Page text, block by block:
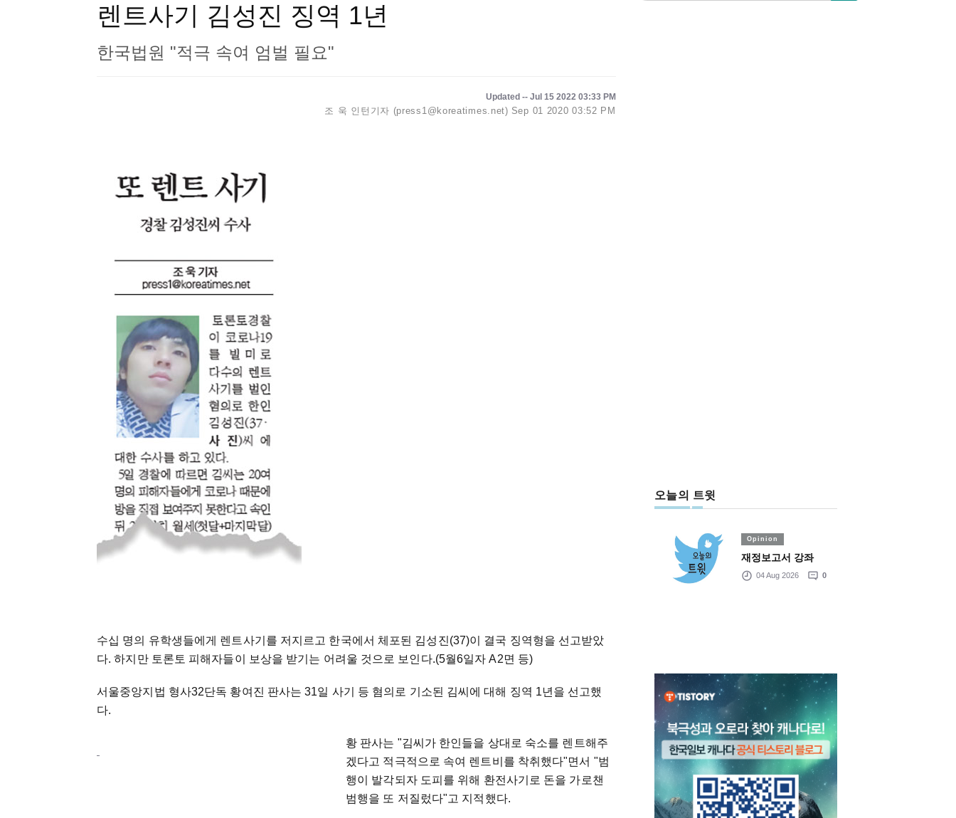
렌트사기 김성진 징역 1년
한국법원 "적극 속여 엄벌 필요"
Updated -- Jul 15 2022 03:33 PM
조 욱 인턴기자 (press1@koreatimes.net) Sep 01 2020 03:52 PM
수십 명의 유학생들에게 렌트사기를 저지르고 한국에서 체포된 김성진(37)이 결국 징역형을 선고받았
다. 하지만 토론토 피해자들이 보상을 받기는 어려울 것으로 보인다.(5월6일자 A2면 등)
서울중앙지법 형사32단독 황여진 판사는 31일 사기 등 혐의로 기소된 김씨에 대해 징역 1년을 선고했
다.
황 판사는 "김씨가 한인들을 상대로 숙소를 렌트해주
겠다고 적극적으로 속여 렌트비를 착취했다"면서 "범
행이 발각되자 도피를 위해 환전사기로 돈을 가로챈
범행을 또 저질렀다"고 지적했다.
오늘의 트윗
Opinion
재정보고서 강좌
04 Aug 2026 0